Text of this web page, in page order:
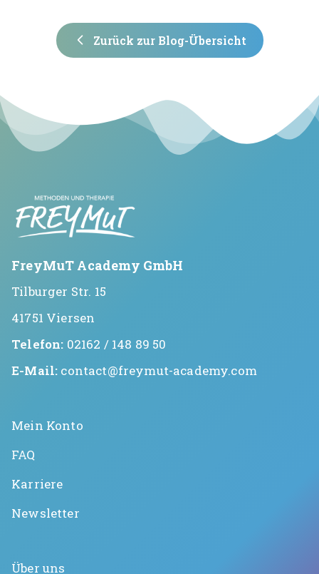
Zurück zur Blog-Übersicht
FreyMuT Academy GmbH
Tilburger Str. 15
41751 Viersen
Telefon: 02162 / 148 89 50
E-Mail: contact@freymut-academy.com
Mein Konto
FAQ
Karriere
Newsletter
Über uns